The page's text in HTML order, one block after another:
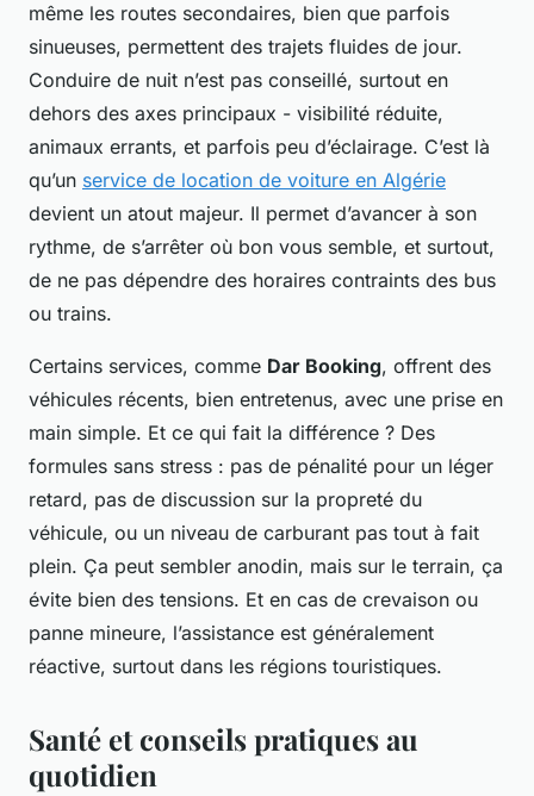
même les routes secondaires, bien que parfois
sinueuses, permettent des trajets fluides de jour.
Conduire de nuit n’est pas conseillé, surtout en
dehors des axes principaux - visibilité réduite,
animaux errants, et parfois peu d’éclairage. C’est là
qu’un service de location de voiture en Algérie
devient un atout majeur. Il permet d’avancer à son
rythme, de s’arrêter où bon vous semble, et surtout,
de ne pas dépendre des horaires contraints des bus
ou trains.
Certains services, comme Dar Booking, offrent des
véhicules récents, bien entretenus, avec une prise en
main simple. Et ce qui fait la différence ? Des
formules sans stress : pas de pénalité pour un léger
retard, pas de discussion sur la propreté du
véhicule, ou un niveau de carburant pas tout à fait
plein. Ça peut sembler anodin, mais sur le terrain, ça
évite bien des tensions. Et en cas de crevaison ou
panne mineure, l’assistance est généralement
réactive, surtout dans les régions touristiques.
Santé et conseils pratiques au
quotidien